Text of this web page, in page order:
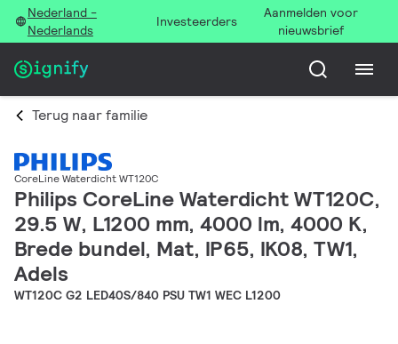
Nederland -
Nederlands
Investeerders
Aanmelden voor
nieuwsbrief
Terug naar familie
CoreLine Waterdicht WT120C
Philips CoreLine Waterdicht WT120C,
29.5 W, L1200 mm, 4000 lm, 4000 K,
Brede bundel, Mat, IP65, IK08, TW1,
Adels
WT120C G2 LED40S/840 PSU TW1 WEC L1200